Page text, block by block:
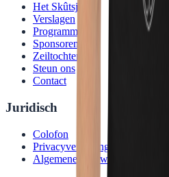
Het Skûtsje
Verslagen
Programma
Sponsoren
Zeiltochten
Steun ons
Contact
Juridisch
Colofon
Privacyverklaring
Algemene voorwaarden